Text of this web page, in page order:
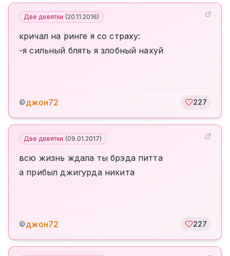
Две девятки (20.11.2016)
кричал на ринге я со страху:
-я сильный блять я злобный нахуй
©джон72 227
Две девятки (09.01.2017)
всю жизнь ждала ты брэда питта
а прибыл джигурда никита
©джон72 227